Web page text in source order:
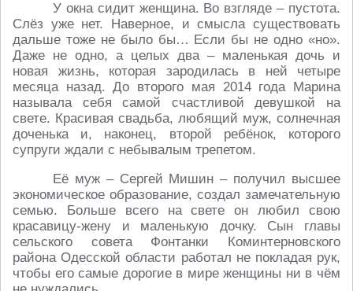
У окна сидит женщина. Во взгляде – пустота.
Слёз уже нет. Наверное, и смысла существовать
дальше тоже не было бы… Если бы не одно «но».
Даже не одно, а целых два – маленькая дочь и
новая жизнь, которая зародилась в ней четыре
месяца назад. До второго мая 2014 года Марина
называла себя самой счастливой девушкой на
свете. Красивая свадьба, любящий муж, солнечная
доченька и, наконец, второй ребёнок, которого
супруги ждали с небывалым трепетом.
Её муж – Сергей Мишин – получил высшее
экономическое образование, создал замечательную
семью. Больше всего на свете он любил свою
красавицу-жену и маленькую дочку. Сын главы
сельского совета Фонтанки Коминтерновского
района Одесской области работал не покладая рук,
чтобы его самые дорогие в мире женщины ни в чём